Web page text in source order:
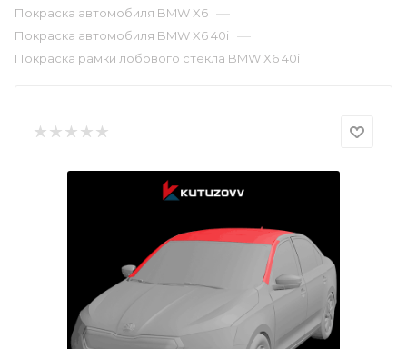
Покраска автомобиля BMW X6 —
Покраска автомобиля BMW X6 40i —
Покраска рамки лобового стекла BMW X6 40i